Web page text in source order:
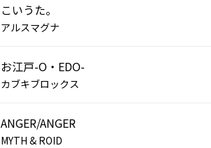
こいうた。
アルスマグナ
お江戸-O・EDO-
カブキブロックス
ANGER/ANGER
MYTH & ROID